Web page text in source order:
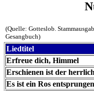
(Quelle: Gotteslob.
Gesangbuch)
Liedtitel
Erfreue dich, Himmel
Erschienen ist der
Es ist ein Ros entsprungen